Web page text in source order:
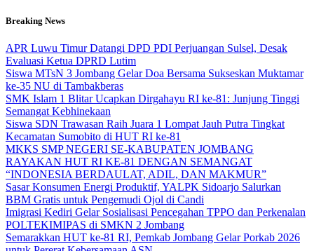
Skip
content
Breaking News
APR Luwu Timur Datangi DPD PDI Perjuangan Sulsel, Desak
Evaluasi Ketua DPRD Lutim
Siswa MTsN 3 Jombang Gelar Doa Bersama Sukseskan Muktamar
ke-35 NU di Tambakberas
SMK Islam 1 Blitar Ucapkan Dirgahayu RI ke-81: Junjung Tinggi
Semangat Kebhinekaan
Siswa SDN Trawasan Raih Juara 1 Lompat Jauh Putra Tingkat
Kecamatan Sumobito di HUT RI ke-81
MKKS SMP NEGERI SE-KABUPATEN JOMBANG
RAYAKAN HUT RI KE-81 DENGAN SEMANGAT
“INDONESIA BERDAULAT, ADIL, DAN MAKMUR”
Sasar Konsumen Energi Produktif, YALPK Sidoarjo Salurkan
BBM Gratis untuk Pengemudi Ojol di Candi
Imigrasi Kediri Gelar Sosialisasi Pencegahan TPPO dan Perkenalan
POLTEKIMIPAS di SMKN 2 Jombang
Semarakkan HUT ke-81 RI, Pemkab Jombang Gelar Porkab 2026